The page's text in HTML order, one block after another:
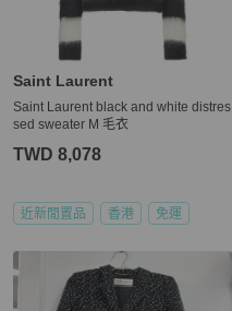
Saint Laurent
Saint Laurent black and white distres
sed sweater M 毛衣
TWD 8,078
近新閒置品 香港 免運